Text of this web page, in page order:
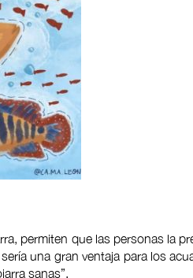
permiten que las personas la
una gran ventaja para los
sanas”.